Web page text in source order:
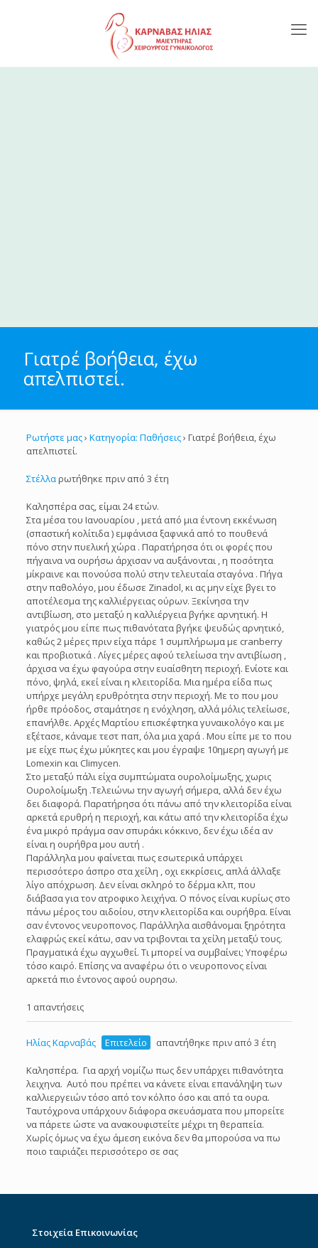
Γιατρέ βοήθεια, έχω
απελπιστεί.
Ρωτήστε μας› Κατηγορία: Παθήσεις› Γιατρέ βοήθεια, έχω
απελπιστεί.
Στέλλαρωτήθηκε πριν από 3 έτη
Καλησπέρα σας, είμαι 24 ετών.
Στα μέσα του Ιανουαρίου , μετά από μια έντονη εκκένωση
(σπαστική κολίτιδα ) εμφάνισα ξαφνικά από το πουθενά
πόνο στην πυελική χώρα . Παρατήρησα ότι οι φορές που
πήγαινα να ουρήσω άρχισαν να αυξάνονται , η ποσότητα
μίκραινε και πονούσα πολύ στην τελευταία σταγόνα . Πήγα
στην παθολόγο, μου έδωσε Zinadol, κι ας μην είχε βγει το
αποτέλεσμα της καλλιέργειας ούρων. Ξεκίνησα την
αντιβίωση, στο μεταξύ η καλλιέργεια βγήκε αρνητική. Η
γιατρός μου είπε πως πιθανότατα βγήκε ψευδώς αρνητικό,
καθώς 2 μέρες πριν είχα πάρε 1 συμπλήρωμα με cranberry
και προβιοτικά . Λίγες μέρες αφού τελείωσα την αντιβίωση ,
άρχισα να έχω φαγούρα στην ευαίσθητη περιοχή. Ενίοτε και
πόνο, ψηλά, εκεί είναι η κλειτορίδα. Μια ημέρα είδα πως
υπήρχε μεγάλη ερυθρότητα στην περιοχή. Με το που μου
ήρθε πρόοδος, σταμάτησε η ενόχληση, αλλά μόλις τελείωσε,
επανήλθε. Αρχές Μαρτίου επισκέφτηκα γυναικολόγο και με
εξέτασε, κάναμε τεστ παπ, όλα μια χαρά . Μου είπε με το που
με είχε πως έχω μύκητες και μου έγραψε 10ημερη αγωγή με
Lomexin και Climycen.
Στο μεταξύ πάλι είχα συμπτώματα ουρολοίμωξης, χωρις
Ουρολοίμωξη .Τελειώνω την αγωγή σήμερα, αλλά δεν έχω
δει διαφορά. Παρατήρησα ότι πάνω από την κλειτορίδα είναι
αρκετά ερυθρή η περιοχή, και κάτω από την κλειτορίδα έχω
ένα μικρό πράγμα σαν σπυράκι κόκκινο, δεν έχω ιδέα αν
είναι η ουρήθρα μου αυτή .
Παράλληλα μου φαίνεται πως εσωτερικά υπάρχει
περισσότερο άσπρο στα χείλη , οχι εκκρίσεις, απλά άλλαξε
λίγο απόχρωση. Δεν είναι σκληρό το δέρμα κλπ, που
διάβασα για τον ατροφικο λειχήνα. Ο πόνος είναι κυρίως στο
πάνω μέρος του αιδοίου, στην κλειτορίδα και ουρήθρα. Είναι
σαν έντονος νευροπονος. Παράλληλα αισθάνομαι ξηρότητα
ελαφρώς εκεί κάτω, σαν να τριβονται τα χείλη μεταξύ τους.
Πραγματικά έχω αγχωθεί. Τι μπορεί να συμβαίνει; Υποφέρω
τόσο καιρό. Επίσης να αναφέρω ότι ο νευροπονος είναι
αρκετά πιο έντονος αφού ουρησω.
1 απαντήσεις
Ηλίας Καρναβάς Επιτελείο απαντήθηκε πριν από 3 έτη
Καλησπέρα. Για αρχή νομίζω πως δεν υπάρχει πιθανότητα
λειχηνα. Αυτό που πρέπει να κάνετε είναι επανάληψη των
καλλιεργειών τόσο από τον κόλπο όσο και από τα ουρα.
Ταυτόχρονα υπάρχουν διάφορα σκευάσματα που μπορείτε
να πάρετε ώστε να ανακουφιστείτε μέχρι τη θεραπεία.
Χωρίς όμως να έχω άμεση εικόνα δεν θα μπορούσα να πω
ποιο ταιριάζει περισσότερο σε σας
Στοιχεία Επικοινωνίας